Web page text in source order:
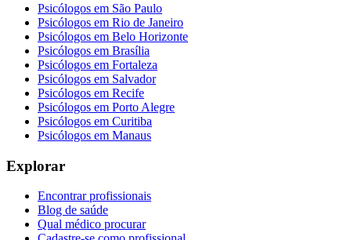
Psicólogos em São Paulo
Psicólogos em Rio de Janeiro
Psicólogos em Belo Horizonte
Psicólogos em Brasília
Psicólogos em Fortaleza
Psicólogos em Salvador
Psicólogos em Recife
Psicólogos em Porto Alegre
Psicólogos em Curitiba
Psicólogos em Manaus
Explorar
Encontrar profissionais
Blog de saúde
Qual médico procurar